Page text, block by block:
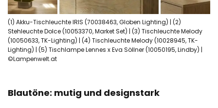
(1) Akku-Tischleuchte IRIS (70038463, Globen Lighting) | (2)
Stehleuchte Dolce (10053370, Market Set) | (3) Tischleuchte Melody
(10050633, TK-Lighting) | (4) Tischleuchte Melody (10028945, TK-
Lighting) | (5) Tischlampe Lennes x Eva Söllner (10050195, Lindby) |
©Lampenwelt.at
Blautöne: mutig und designstark